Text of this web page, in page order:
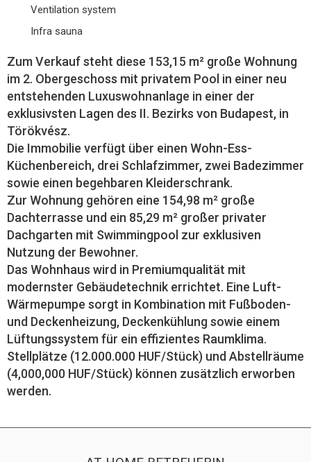
Ventilation system
Infra sauna
Zum Verkauf steht diese 153,15 m² große Wohnung
im 2. Obergeschoss mit privatem Pool in einer neu
entstehenden Luxuswohnanlage in einer der
exklusivsten Lagen des II. Bezirks von Budapest, in
Törökvész.
Die Immobilie verfügt über einen Wohn-Ess-
Küchenbereich, drei Schlafzimmer, zwei Badezimmer
sowie einen begehbaren Kleiderschrank.
Zur Wohnung gehören eine 154,98 m² große
Dachterrasse und ein 85,29 m² großer privater
Dachgarten mit Swimmingpool zur exklusiven
Nutzung der Bewohner.
Das Wohnhaus wird in Premiumqualität mit
modernster Gebäudetechnik errichtet. Eine Luft-
Wärmepumpe sorgt in Kombination mit Fußboden-
und Deckenheizung, Deckenkühlung sowie einem
Lüftungssystem für ein effizientes Raumklima.
Stellplätze (12.000.000 HUF/Stück) und Abstellräume
(4,000,000 HUF/Stück) können zusätzlich erworben
werden.